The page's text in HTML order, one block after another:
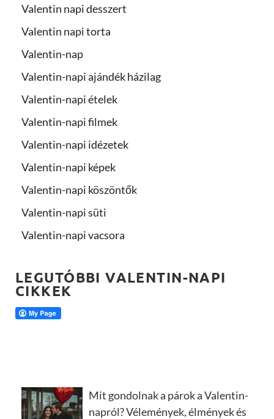
Valentin napi desszert
Valentin napi torta
Valentin-nap
Valentin-napi ajándék házilag
Valentin-napi ételek
Valentin-napi filmek
Valentin-napi idézetek
Valentin-napi képek
Valentin-napi köszöntők
Valentin-napi süti
Valentin-napi vacsora
LEGUTÓBBI VALENTIN-NAPI
CIKKEK
Mit gondolnak a párok a Valentin-
napról? Vélemények, élmények és